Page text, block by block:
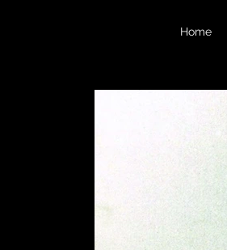
Home